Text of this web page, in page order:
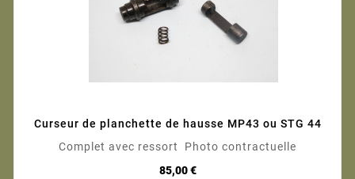
Curseur de planchette de hausse MP43 ou STG 44
Complet avec ressort Photo contractuelle
85,00 €Prix